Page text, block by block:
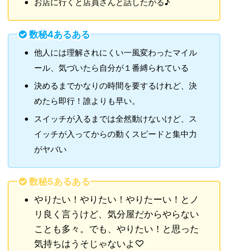
お店に行くと店員さんと話したがる♪
数秘4あるある
他人には理解されにくい一風変わったマイル
ール、気づいたら自分が１番縛られている
決めるまでかなりの時間を要するけれど、決
めたら即行！誰よりも早い。
スイッチが入るまでは全然動けないけど、ス
イッチが入ってからの動くスピードと集中力
がヤバい
数秘5あるある
やりたい！やりたい！やりたーい！とノ
リ良く言うけど、気分屋だからやらない
ことも多々。でも、やりたい！と思った
気持ちはうそじゃないよ♡